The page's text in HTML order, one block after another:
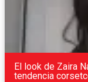
El look de Zaira
tendencia